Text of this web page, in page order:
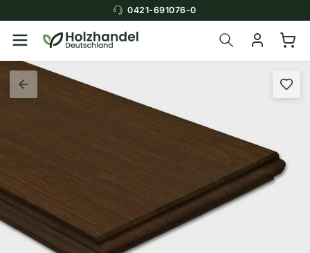
0421-691076-0